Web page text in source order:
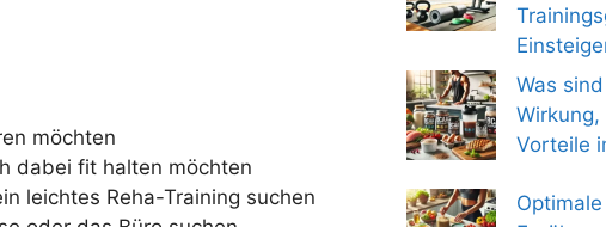
möchten
dabei fit halten möchten
leichtes Reha-Training suchen
Was
Wirkung,
Vorteile